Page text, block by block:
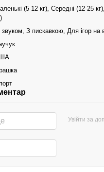
(5-12 кг), Середні (12-25
звуком, З пискавкою, Для ігор на
Увійти за